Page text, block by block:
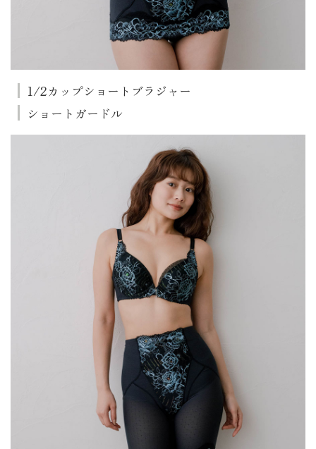
1/2カップショートブラジャー
ショートガードル